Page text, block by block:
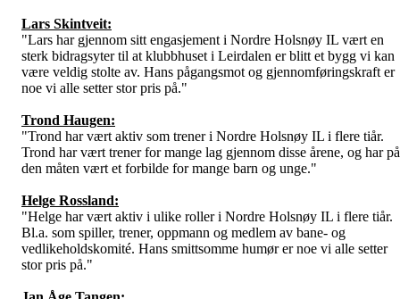
Lars Skintveit:
"Lars har gjennom sitt engasjement i Nordre Holsnøy IL vært en
sterk bidragsyter til at klubbhuset i Leirdalen er blitt et bygg vi kan
være veldig stolte av. Hans pågangsmot og gjennomføringskraft er
noe vi alle setter stor pris på."
Trond Haugen:
"Trond har vært aktiv som trener i Nordre Holsnøy IL i flere tiår.
Trond har vært trener for mange lag gjennom disse årene, og har på
den måten vært et forbilde for mange barn og unge."
Helge Rossland:
"Helge har vært aktiv i ulike roller i Nordre Holsnøy IL i flere tiår.
Bl.a. som spiller, trener, oppmann og medlem av bane- og
vedlikeholdskomité. Hans smittsomme humør er noe vi alle setter
stor pris på."